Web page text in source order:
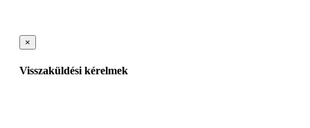
×
Visszaküldési kérelmek